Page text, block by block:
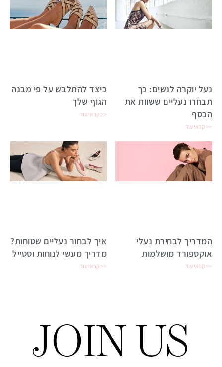
כיצד להתלבש על פי מבנה
הגוף שלך
קראי עוד >>
נעל יוקרה לנשים: כך
תבחרו נעליים ששוות את
הכסף
קראי עוד >>
איך לבחור נעליים שטוחות?
מדריך מעשי לנוחות וסטייל
קראי עוד >>
המדריך לבחירת נעלי
אוקספורד מושלמות
קראי עוד >>
JOIN US